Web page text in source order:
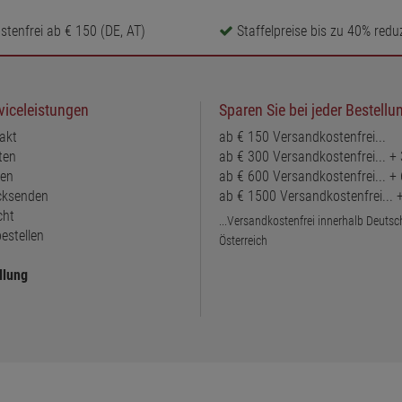
ab € 150 (DE, AT) Staffelpreise bis zu 40%
Sparen Sie bei jeder
ab € 150 Versandkostenfrei...
ab € 300 Versandkostenfrei... +
ab € 600 Versandkostenfrei... +
ab € 1500 Versandkostenfrei...
...Versandkostenfrei innerhalb
Österreich